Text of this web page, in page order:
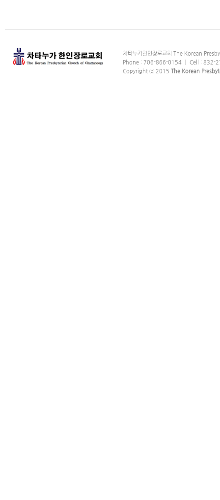
차타누가한인장로교회 The Korean
Phone : 706-866-0154 ｜ Cell : 832-
Copyright ⓒ 2015 The Korean